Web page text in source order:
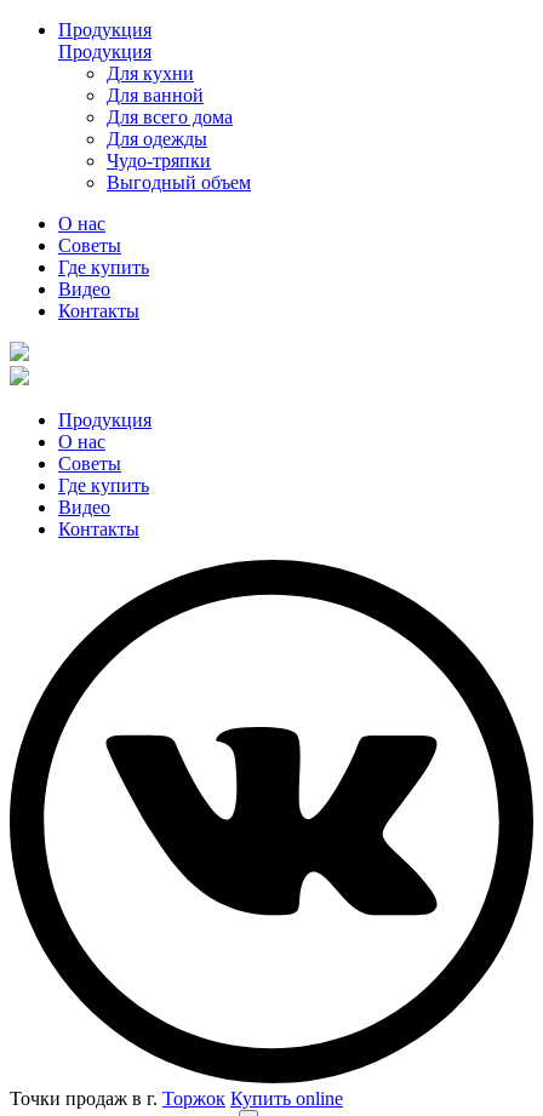
Продукция
Продукция
Для кухни
Для ванной
Для всего дома
Для одежды
Чудо-тряпки
Выгодный объем
О нас
Советы
Где купить
Видео
Контакты
Продукция
О нас
Советы
Где купить
Видео
Контакты
Точки продаж в г. Торжок Купить online